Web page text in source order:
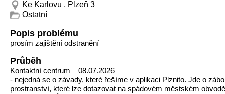
Ke Karlovu , Plzeň 3
Ostatní
Popis problému
prosím zajištění odstranění
Průběh
Kontaktní centrum – 08.07.2026
- nejedná se o závady, které řešíme v aplikaci Plznito. Jde o
prostranství, které lze dotazovat na spádovém městském